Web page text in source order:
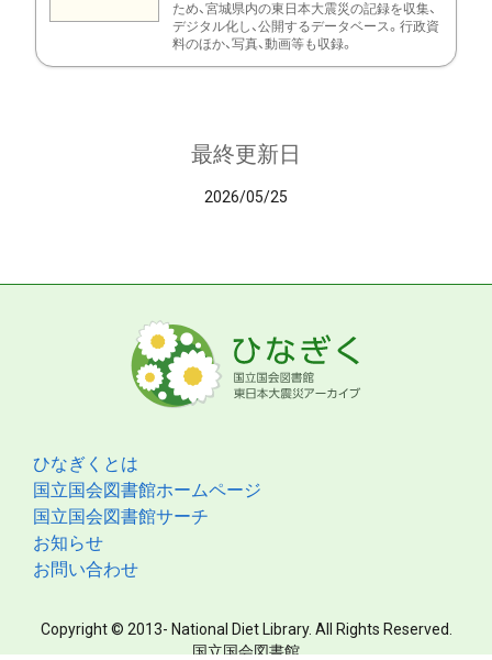
ため、宮城県内の東日本大震災の記録を収集、
デジタル化し、公開するデータベース。行政資
料のほか、写真、動画等も収録。
最終更新日
2026/05/25
ひなぎくとは
国立国会図書館ホームページ
国立国会図書館サーチ
お知らせ
お問い合わせ
Copyright © 2013- National Diet Library. All Rights Reserved.